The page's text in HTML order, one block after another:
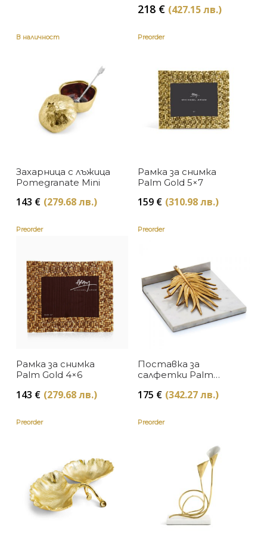
Kartell
Lee Broom
Moooi
Pols Potten
Ptmd
Reflection Copenhagen
White Label Living
Sitap
Слонова кост
Сребристо
Червено
price
218 € (427.15 лв.)
лв.).
В наличност
Захарница с лъжица
Pomegranate Mini
143 € (279.68 лв.)
Preorder
Рамка за снимка
Palm Gold 5×7
159 € (310.98 лв.)
Preorder
Рамка за снимка
Palm Gold 4×6
143 € (279.68 лв.)
Preorder
Поставка за
салфетки Palm
175 € (342.27 лв.)
Preorder Preorder